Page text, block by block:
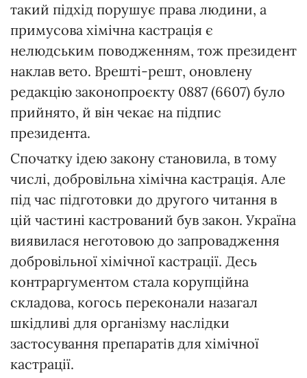
такий підхід порушує права людини, а
примусова хімічна кастрація є
нелюдським поводженням, тож президент
наклав вето. Врешті-решт, оновлену
редакцію законопроєкту 0887 (6607) було
прийнято, й він чекає на підпис
президента.
Спочатку ідею закону становила, в тому
числі, добровільна хімічна кастрація. Але
під час підготовки до другого читання в
цій частині кастрований був закон. Україна
виявилася неготовою до запровадження
добровільної хімічної кастрації. Десь
контраргументом стала корупційна
складова, когось переконали назагал
шкідливі для організму наслідки
застосування препаратів для хімічної
кастрації.